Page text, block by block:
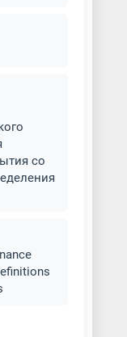
со